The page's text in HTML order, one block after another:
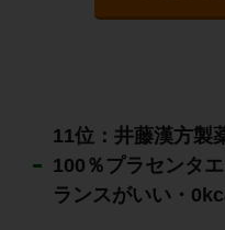
11位：井藤漢方製
100％プラセンタ
ランスがいい・